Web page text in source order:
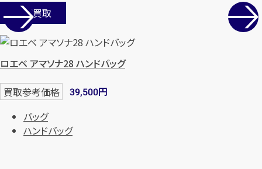
店舗買取
ロエベ アマソナ28 ハンドバッグ
買取参考価格 39,500円
バッグ
ハンドバッグ